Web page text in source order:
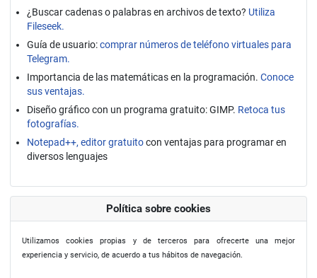
¿Buscar cadenas o palabras en archivos de texto? Utiliza
Fileseek.
Guía de usuario:comprar números de teléfono virtuales para
Telegram.
Importancia de las matemáticas en la programación. Conoce
sus ventajas.
Diseño gráfico con un programa gratuito: GIMP. Retoca tus
fotografías.
Notepad++, editor gratuitocon ventajas para programar en
diversos lenguajes
Política sobre cookies
Utilizamos cookies propias y de terceros para ofrecerte una mejor
experiencia y servicio, de acuerdo a tus hábitos de navegación.